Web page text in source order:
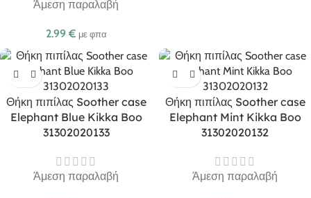
Άμεση παραλαβή
2.99 € με φπα
Θήκη πιπίλας Soother case
Elephant Blue Kikka Boo
31302020133
Άμεση παραλαβή
Θήκη πιπίλας Soother case
Elephant Mint Kikka Boo
31302020132
Άμεση παραλαβή